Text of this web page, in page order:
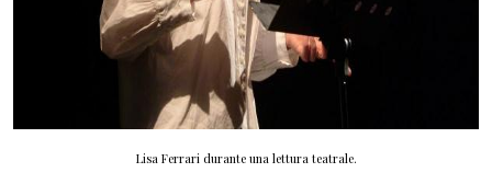
Lisa Ferrari durante una lettura teatrale.